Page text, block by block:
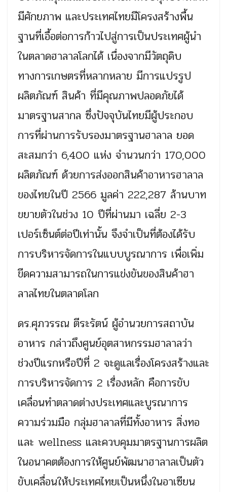
มีศักยภาพ และประเทศไทยมีโครงสร้างพื้น
ฐานที่เอื้อต่อการก้าวไปสู่การเป็นประเทศผู้นำ
ในตลาดฮาลาลโลกได้ เนื่องจากมีวัตถุดิบ
ทางการเกษตรที่หลากหลาย มีการแปรรูป
ผลิตภัณฑ์ สินค้า ที่มีคุณภาพปลอดภัยได้
มาตรฐานสากล ซึ่งปัจจุบันไทยมีผู้ประกอบ
การที่ผ่านการรับรองมาตรฐานฮาลาล ยอด
สะสมกว่า 6,400 แห่ง จำนวนกว่า 170,000
ผลิตภัณฑ์ ด้วยการส่งออกสินค้าอาหารฮาลาล
ของไทยในปี 2566 มูลค่า 222,287 ล้านบาท
ขยายตัวในช่วง 10 ปีที่ผ่านมา เฉลี่ย 2-3
เปอร์เซ็นต์ต่อปีเท่านั้น จึงจำเป็นที่ต้องได้รับ
การบริหารจัดการในแบบบูรณาการ เพื่อเพิ่ม
ขีดความสามารถในการแข่งขันของสินค้าฮา
ลาลไทยในตลาดโลก
ดร.ศุภวรรณ ตีระรัตน์ ผู้อำนวยการสถาบัน
อาหาร กล่าวถึงศูนย์อุตสาหกรรมฮาลาลว่า
ช่วงปีแรกหรือปีที่ 2 จะดูแลเรื่องโครงสร้างและ
การบริหารจัดการ 2 เรื่องหลัก คือการขับ
เคลื่อนทำตลาดต่างประเทศและบูรณาการ
ความร่วมมือ กลุ่มฮาลาลที่มีทั้งอาหาร สิ่งทอ
และ wellness และควบคุมมาตรฐานการผลิต
ในอนาคตต้องการให้ศูนย์พัฒนาฮาลาลเป็นตัว
ขับเคลื่อนให้ประเทศไทยเป็นหนึ่งในอาเซียน